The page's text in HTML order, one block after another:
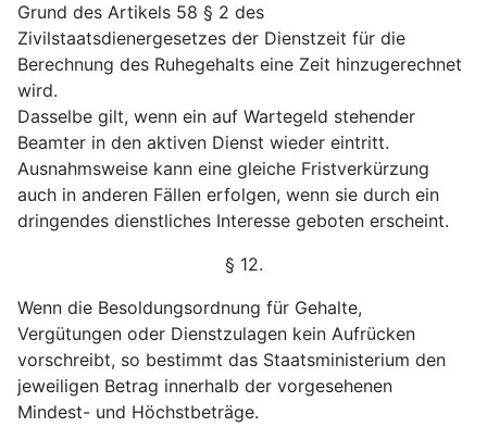
Grund des Artikels 58 § 2 des
Zivilstaatsdienergesetzes der Dienstzeit für die
Berechnung des Ruhegehalts eine Zeit hinzugerechnet
wird.
Dasselbe gilt, wenn ein auf Wartegeld stehender
Beamter in den aktiven Dienst wieder eintritt.
Ausnahmsweise kann eine gleiche Fristverkürzung
auch in anderen Fällen erfolgen, wenn sie durch ein
dringendes dienstliches Interesse geboten erscheint.
§ 12.
Wenn die Besoldungsordnung für Gehalte,
Vergütungen oder Dienstzulagen kein Aufrücken
vorschreibt, so bestimmt das Staatsministerium den
jeweiligen Betrag innerhalb der vorgesehenen
Mindest- und Höchstbeträge.